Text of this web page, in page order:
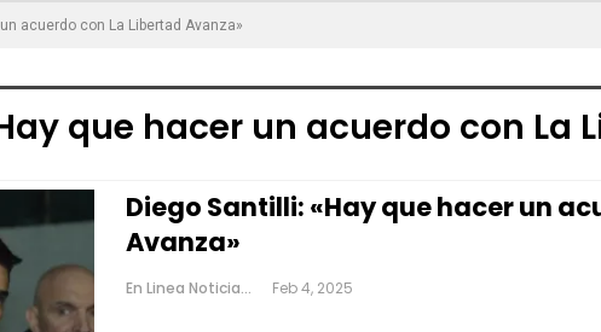
acuerdo con La Libertad Avanza»
que hacer un acuerdo con La
Diego Santilli: «Hay que hacer un
Avanza»
En Linea Noticias Feb 4, 2025